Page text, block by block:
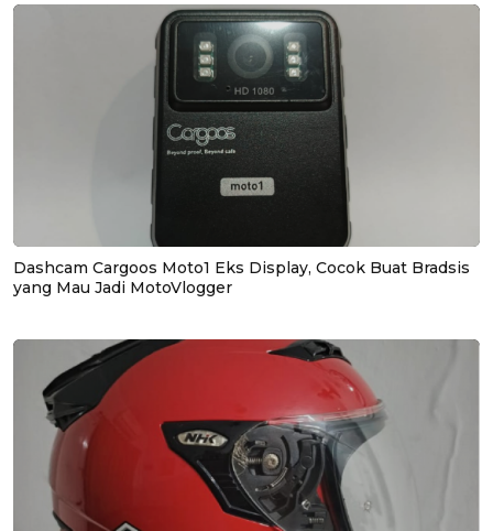
Dashcam Cargoos Moto1 Eks Display, Cocok Buat Bradsis
yang Mau Jadi MotoVlogger